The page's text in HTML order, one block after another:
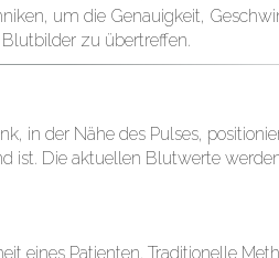
um die Genauigkeit,
zu übertreffen.
in der Nähe des Pulses,
ist. Die aktuellen Blutwerte
eines Patienten. Traditionelle